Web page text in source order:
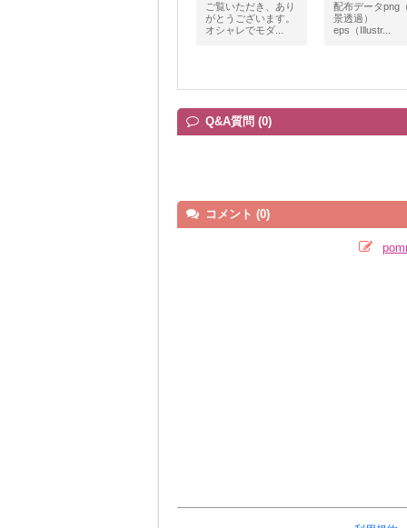
ご覧いただき、あり
がとうございます。
オシャレでモダ...
配布データpng
景透過）
eps（Illustr...
Q&A質問 (0)
コメント (0)